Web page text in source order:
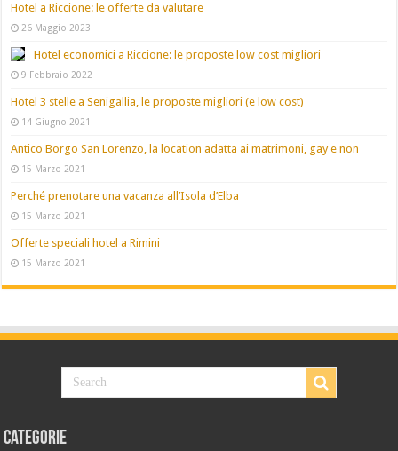
Hotel a Riccione: le offerte da valutare
26 Maggio 2023
Hotel economici a Riccione: le proposte low cost migliori
9 Febbraio 2022
Hotel 3 stelle a Senigallia, le proposte migliori (e low cost)
14 Giugno 2021
Antico Borgo San Lorenzo, la location adatta ai matrimoni, gay e non
15 Marzo 2021
Perché prenotare una vacanza all’Isola d’Elba
15 Marzo 2021
Offerte speciali hotel a Rimini
15 Marzo 2021
Categorie